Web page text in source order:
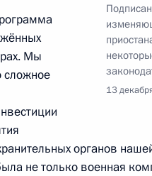
13
Мы
сложное
органов
не только военная